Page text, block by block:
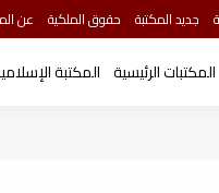
جديد المكتبة حقوق الملكية عن
المكتبات الرئيسية المكتبة